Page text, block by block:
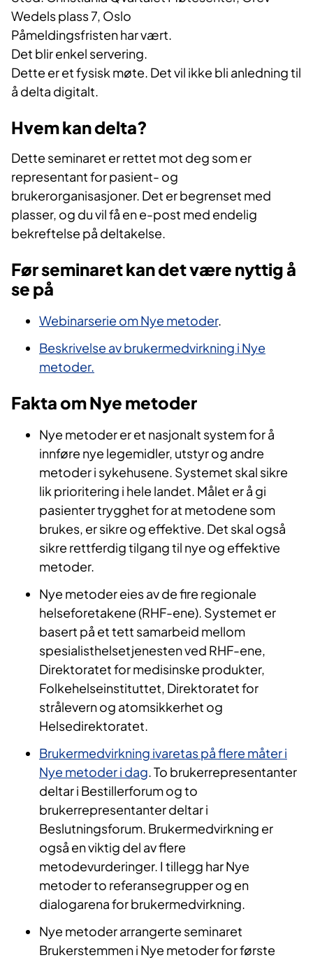
Wedels plass 7, Oslo
Påmeldingsfristen har vært.
Det blir enkel servering.
Dette er et fysisk møte. Det vil ikke bli anledning til
å delta digitalt.
Hvem kan delta?
Dette seminaret er rettet mot deg som er
representant for pasient- og
brukerorganisasjoner. Det er begrenset med
plasser, og du vil få en e-post med endelig
bekreftelse på deltakelse.
Før seminaret kan det være nyttig å
se på
Webinarserie om Nye metoder.
Beskrivelse av brukermedvirkning i Nye
metoder.
Fakta om Nye metoder
Nye metoder er et nasjonalt system for å
innføre nye legemidler, utstyr og andre
metoder i sykehusene. Systemet skal sikre
lik prioritering i hele landet. Målet er å gi
pasienter trygghet for at metodene som
brukes, er sikre og effektive. Det skal også
sikre rettferdig tilgang til nye og effektive
metoder.
Nye metoder eies av de fire regionale
helseforetakene (RHF-ene). Systemet er
basert på et tett samarbeid mellom
spesialisthelsetjenesten ved RHF-ene,
Direktoratet for medisinske produkter,
Folkehelseinstituttet, Direktoratet for
strålevern og atomsikkerhet og
Helsedirektoratet.
Brukermedvirkning ivaretas på flere måter i
Nye metoder i dag. To brukerrepresentanter
deltar i Bestillerforum og to
brukerrepresentanter deltar i
Beslutningsforum. Brukermedvirkning er
også en viktig del av flere
metodevurderinger. I tillegg har Nye
metoder to referansegrupper og en
dialogarena for brukermedvirkning.
Nye metoder arrangerte seminaret
Brukerstemmen i Nye metoder for første